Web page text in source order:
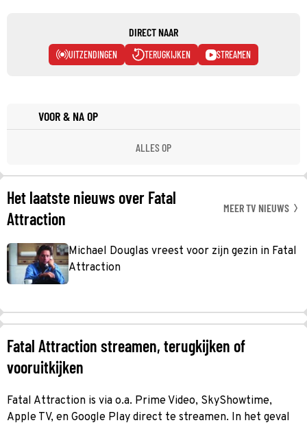
DIRECT NAAR
UITZENDINGEN TERUGKIJKEN STREAMEN
VOOR & NA OP
ALLES OP
Het laatste nieuws over Fatal
Attraction
MEER TV NIEUWS
Michael Douglas vreest voor zijn gezin in Fatal
Attraction
Fatal Attraction streamen, terugkijken of
vooruitkijken
Fatal Attraction is via o.a. Prime Video, SkyShowtime,
Apple TV, en Google Play direct te streamen. In het geval